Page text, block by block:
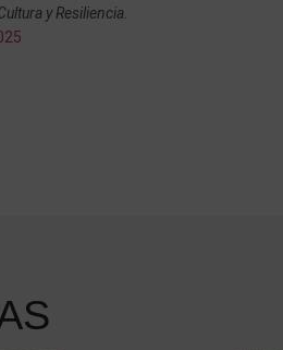
y Resiliencia.